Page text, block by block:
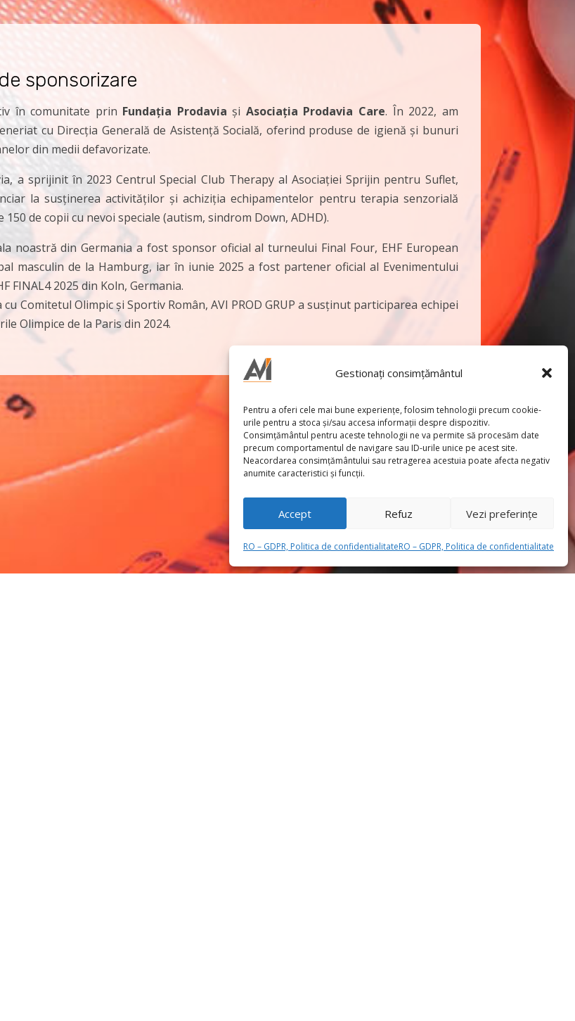
Gestionați consimțământul
Pentru a oferi cele mai bune experiențe, folosim tehnologii precum cookie-
urile pentru a stoca și/sau accesa informații despre dispozitiv.
Consimțământul pentru aceste tehnologii ne va permite să procesăm date
precum comportamentul de navigare sau ID-urile unice pe acest site.
Neacordarea consimțământului sau retragerea acestuia poate afecta negativ
anumite caracteristici și funcții.
Accept Refuz Vezi preferințe
RO – GDPR, Politica de confidentialitateRO – GDPR, Politica de confidentialitate
sponsorizare
în comunitate prin Fundația Prodavia și Asociația Prodavia Care. În 2022, am
cu Direcția Generală de Asistență Socială, oferind produse de igienă și bunuri
din medii defavorizate.
a sprijinit în 2023 Centrul Special Club Therapy al Asociației Sprijin pentru Suflet,
la susținerea activităților și achiziția echipamentelor pentru terapia senzorială
150 de copii cu nevoi speciale (autism, sindrom Down, ADHD).
noastră din Germania a fost sponsor oficial al turneului Final Four, EHF European
masculin de la Hamburg, iar în iunie 2025 a fost partener oficial al Evenimentului
FINAL4 2025 din Koln, Germania.
Comitetul Olimpic și Sportiv Român, AVI PROD GRUP a susținut participarea echipei
Olimpice de la Paris din 2024.